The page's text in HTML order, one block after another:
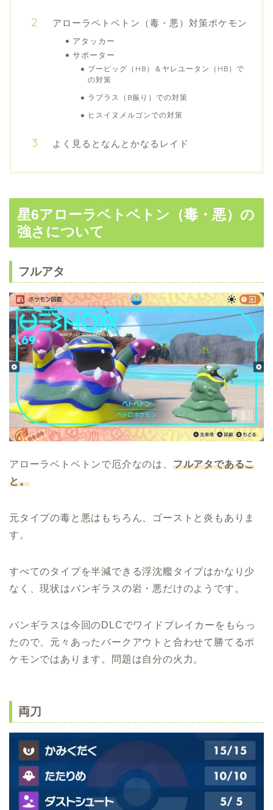
アローラベトベトン（毒・悪）対策ポケモン
アタッカー
サポーター
ブーピッグ（HB）＆ヤレユータン（HB）で
の対策
ラプラス（B振り）での対策
ヒスイヌメルゴンでの対策
よく見るとなんとかなるレイド
星6アローラベトベトン（毒・悪）の
強さについて
フルアタ
アローラベトベトンで厄介なのは、 フルアタであるこ
と。
元タイプの毒と悪はもちろん、ゴーストと炎もありま
す。
すべてのタイプを半減できる浮沈艦タイプはかなり少
なく、現状はバンギラスの岩・悪だけのようです。
バンギラスは今回のDLCでワイドブレイカーをもらっ
たので、元々あったバークアウトと合わせて勝てるポ
ケモンではあります。問題は自分の火力。
両刀